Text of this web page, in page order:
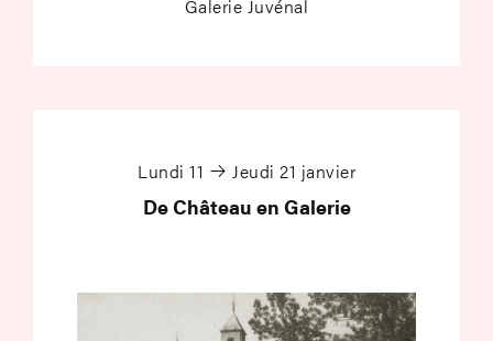
Galerie Juvénal
Lundi 11 Jeudi 21 janvier
De Château en Galerie